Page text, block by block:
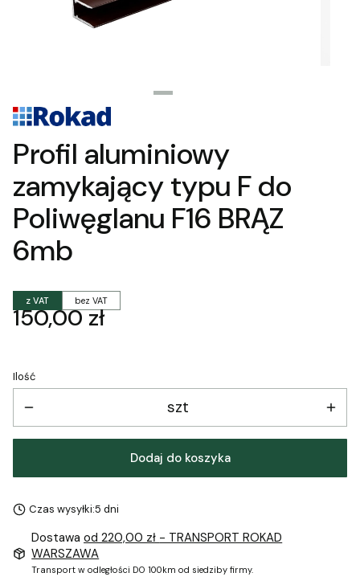
Profil aluminiowy
zamykający typu F do
Poliwęglanu F16 BRĄZ
6mb
z VAT bez VAT
Cena
150,00 zł
Ilość
szt
Dodaj do koszyka
Czas wysyłki:5 dni
Dostawaod 220,00 zł - TRANSPORT ROKAD
WARSZAWA
Transport w odległości DO 100km od siedziby firmy.